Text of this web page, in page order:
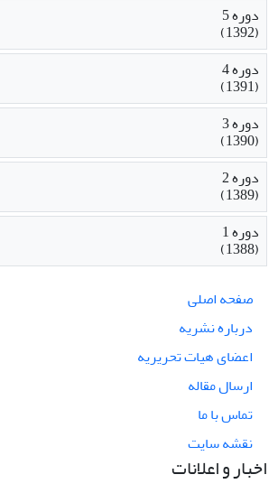
دوره 5
(1392)
دوره 4
(1391)
دوره 3
(1390)
دوره 2
(1389)
دوره 1
(1388)
صفحه اصلی
درباره نشریه
اعضای هیات تحریریه
ارسال مقاله
تماس با ما
نقشه سایت
اخبار و اعلانات